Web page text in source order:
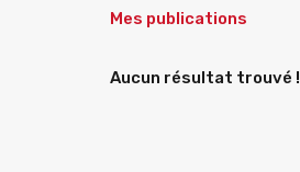
Mes publications
Aucun résultat trouvé !